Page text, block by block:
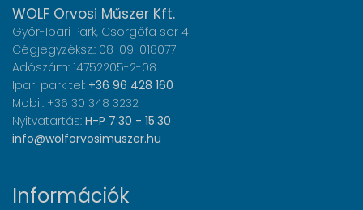
WOLF Orvosi Műszer Kft.
Győr-Ipari Park, Csörgőfa sor 4
Cégjegyzéksz.: 08-09-018077
Adószám: 14752205-2-08
Ipari park tel: +36 96 428 160
Mobil: +36 30 348 3232
Nyitvatartás: H-P 7:30 - 15:30
info@wolforvosimuszer.hu
Információk